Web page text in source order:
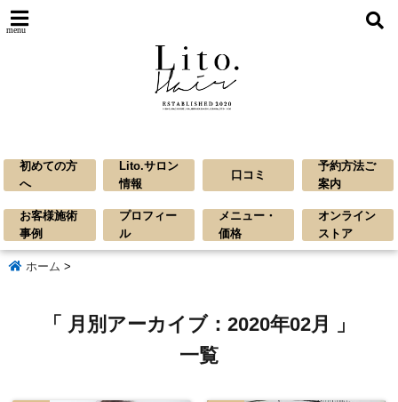
menu
初めての方
へ
Lito.サロン
情報
口コミ
予約方法ご
案内
お客様施術
事例
プロフィー
ル
メニュー・
価格
オンライン
ストア
ホーム >
「 月別アーカイブ：2020年02月 」
一覧